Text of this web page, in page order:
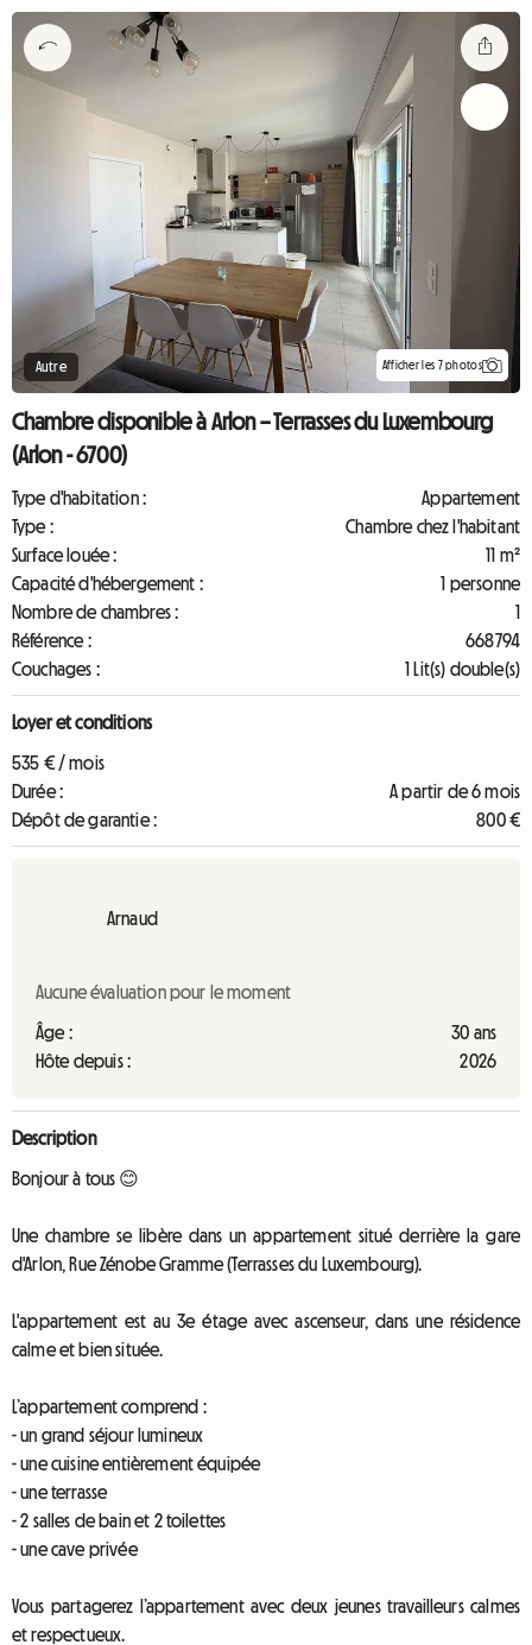
Autre Afficher les 7 photos
Chambre disponible à Arlon – Terrasses du Luxembourg
(Arlon - 6700)
Type d'habitation :
Appartement
Type :
Chambre chez l'habitant
Surface louée :
11 m²
Capacité d'hébergement :
1 personne
Nombre de chambres :
1
Référence :
668794
Couchages :
1 Lit(s) double(s)
Loyer et conditions
535 € / mois
Durée :
A partir de 6 mois
Dépôt de garantie :
800 €
Arnaud
Aucune évaluation pour le moment
Âge :
30 ans
Hôte depuis :
2026
Description
Bonjour à tous 😊
Une chambre se libère dans un appartement situé derrière la gare
d'Arlon, Rue Zénobe Gramme (Terrasses du Luxembourg).
L'appartement est au 3e étage avec ascenseur, dans une résidence
calme et bien située.
L’appartement comprend :
- un grand séjour lumineux
- une cuisine entièrement équipée
- une terrasse
- 2 salles de bain et 2 toilettes
- une cave privée
Vous partagerez l’appartement avec deux jeunes travailleurs calmes
et respectueux.